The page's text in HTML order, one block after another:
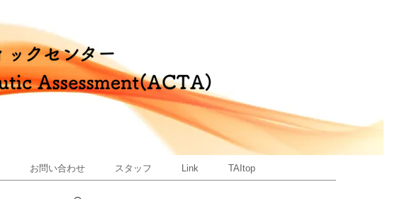
お問い合わせ スタッフ Link TAItop